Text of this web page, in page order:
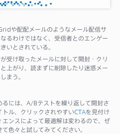
や配配メールのようなメール配信サ
るわけではなく、受信者とのエンゲー
いとされている。
受け取ったメールに対して開封・クリ
上がり、読まずに削除したり迷惑メー
まう。
には、A/Bテストを繰り返して開封さ
ル、クリックされやすいCTAを見付け
ンスによって最適解は変わるので、ぜ
色々と試してみてください。